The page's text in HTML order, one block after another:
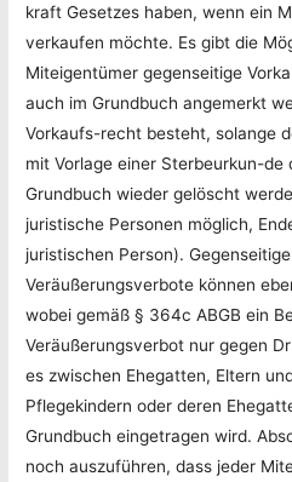
kraft Gesetzes haben, wenn ein
verkaufen möchte. Es gibt die
Miteigentümer gegenseitige
auch im Grundbuch angemerkt
Vorkaufs-recht besteht, solange
mit Vorlage einer Sterbeurkun-
Grundbuch wieder gelöscht
juristische Personen möglich,
juristischen Person).
Veräußerungsverbote können
wobei gemäß § 364c ABGB ein
Veräußerungsverbot nur gegen
es zwischen Ehegatten, Eltern
Pflegekindern oder deren
Grundbuch eingetragen wird.
noch auszuführen, dass jeder